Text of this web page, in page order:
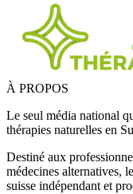
À PROPOS
Le seul média national
thérapies naturelles en
Destiné aux
médecines alternatives,
suisse indépendant et